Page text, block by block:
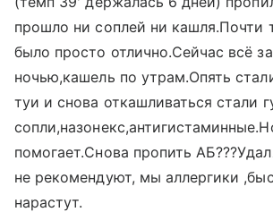
прошло ни соплей ни кашля.Почти
было просто отлично.Сейчас всё
ночью,кашель по утрам.Опять
туи и снова откашливаться стали
помогает.Снова пропить
не рекомендуют, мы аллергики
нарастут.